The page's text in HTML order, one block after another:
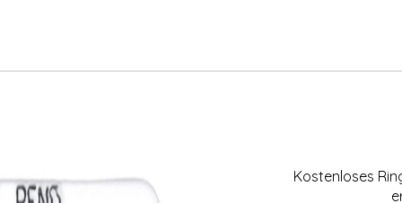
Kostenloses